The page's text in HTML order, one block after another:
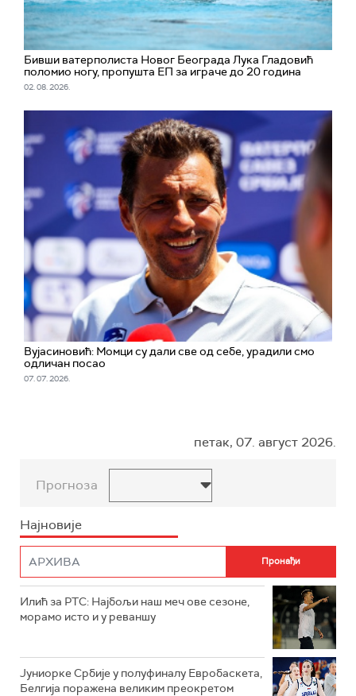
Бивши ватерполиста Новог Београда Лука Гладовић
поломио ногу, пропушта ЕП за играче до 20 година
02. 08. 2026.
Вујасиновић: Момци су дали све од себе, урадили смо
одличан посао
07. 07. 2026.
петак, 07. август 2026.
Прогноза
Најновије
Илић за РТС: Најбољи наш меч ове сезоне,
морамо исто и у реваншу
Јуниорке Србије у полуфиналу Евробаскета,
Белгија поражена великим преокретом